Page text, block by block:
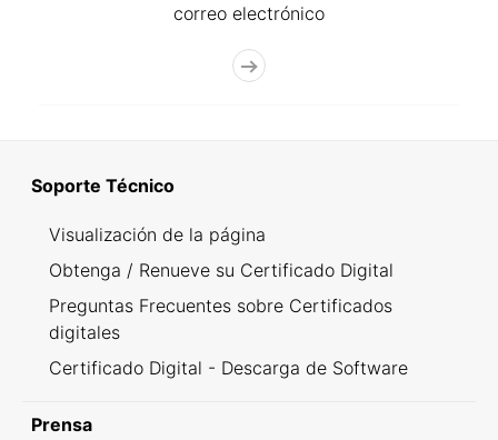
correo electrónico
Soporte Técnico
Visualización de la página
Obtenga / Renueve su Certificado Digital
Preguntas Frecuentes sobre Certificados
digitales
Certificado Digital - Descarga de Software
Prensa